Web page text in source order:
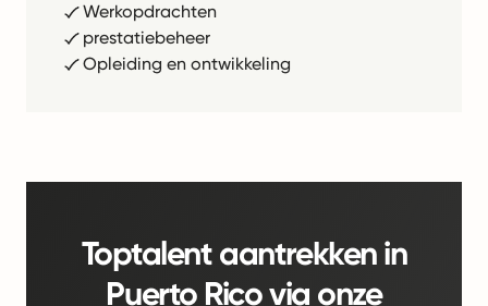
Werkopdrachten
prestatiebeheer
Opleiding en ontwikkeling
Toptalent aantrekken in
Puerto Rico via onze